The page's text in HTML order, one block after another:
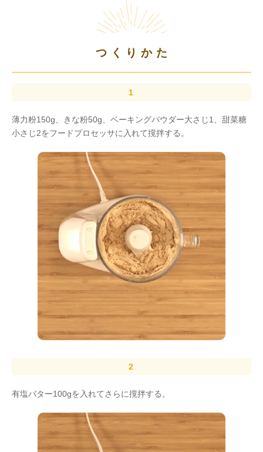
つくりかた
薄力粉150g、きな粉50g、ベーキングパウダー大さじ1、甜菜糖
小さじ2をフードプロセッサに入れて撹拌する。
有塩バター100gを入れてさらに撹拌する。